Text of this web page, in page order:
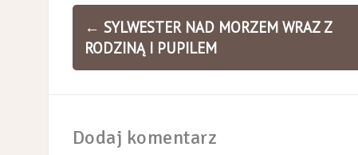
Zobacz
wpisy
← SYLWESTER NAD MORZEM WRAZ Z
RODZINĄ I PUPILEM
Dodaj komentarz